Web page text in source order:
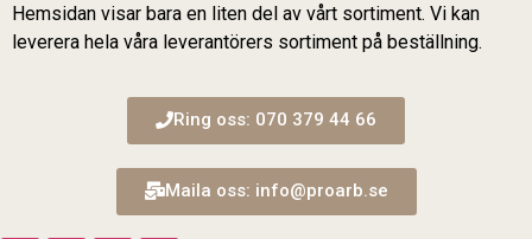
Hemsidan visar bara en liten del av vårt sortiment. Vi kan
leverera hela våra leverantörers sortiment på beställning.
Ring oss: 070 379 44 66
Maila oss: info@proarb.se